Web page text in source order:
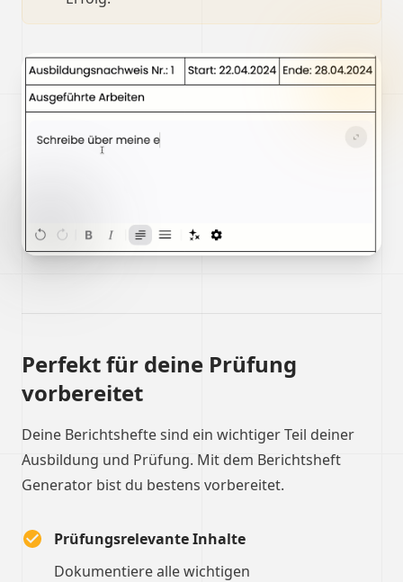
Perfekt für deine Prüfung
vorbereitet
Deine Berichtshefte sind ein wichtiger Teil deiner
Ausbildung und Prüfung. Mit dem Berichtsheft
Generator bist du bestens vorbereitet.
Prüfungsrelevante Inhalte
Dokumentiere alle wichtigen